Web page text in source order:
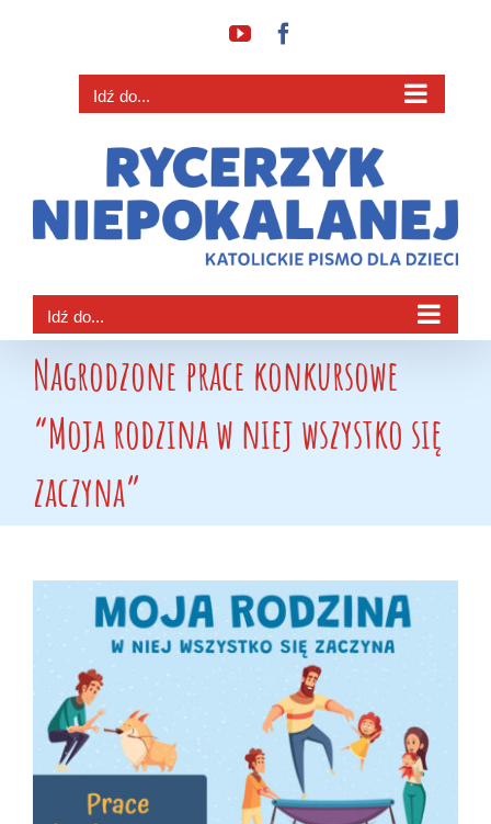
YouTube
Idź do...
Idź do...
Nagrodzone prace konkursowe
“Moja rodzina w niej wszystko się
zaczyna”
Pokaż